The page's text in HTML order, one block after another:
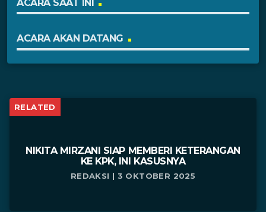
ACARA SAAT INI
ACARA AKAN DATANG
RELATED
NIKITA MIRZANI SIAP MEMBERI KETERANGAN
KE KPK, INI KASUSNYA
REDAKSI | 3 OKTOBER 2025